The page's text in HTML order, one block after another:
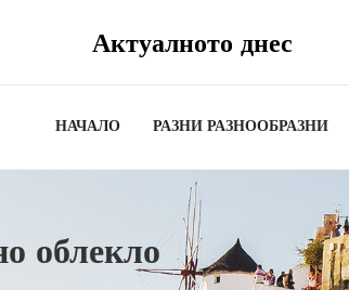
Актуалното днес
НАЧАЛО РАЗНИ РАЗНООБРАЗНИ
облекло